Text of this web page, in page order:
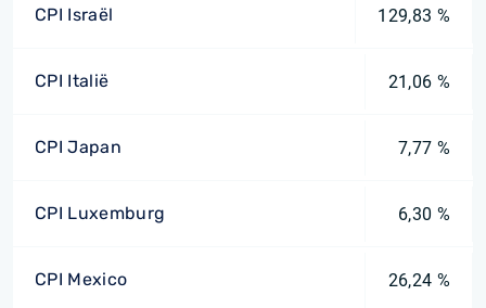
CPI Israël 129,83 %
CPI Italië 21,06 %
CPI Japan 7,77 %
CPI Luxemburg 6,30 %
CPI Mexico 26,24 %